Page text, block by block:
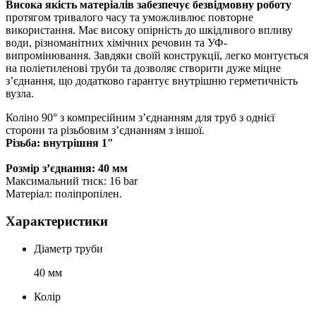
Висока якість матеріалів забезпечує безвідмовну роботу
протягом тривалого часу та уможливлює повторне
використання. Має високу опірність до шкідливого впливу
води, різноманітних хімічних речовин та УФ-
випромінювання. Завдяки своїй конструкції, легко монтується
на поліетиленові труби та дозволяє створити дуже міцне
з’єднання, що додатково гарантує внутрішню герметичність
вузла.
Коліно 90° з компресійним з’єднанням для труб з однієї
сторони та різьбовим з’єднанням з іншої.
Різьба: внутрішня 1″
Розмір з’єднання: 40 мм
Максимальний тиск: 16 bar
Матеріал: поліпропілен.
Характеристики
Діаметр труби
40 мм
Колір